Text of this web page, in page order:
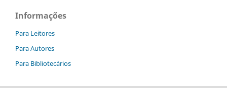
Informações
Para Leitores
Para Autores
Para Bibliotecários